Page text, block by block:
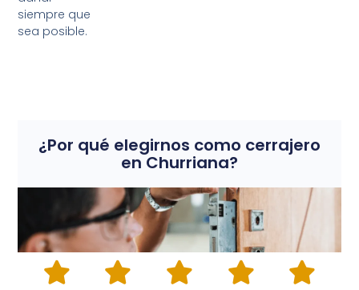
siempre que
sea posible.
¿Por qué elegirnos como cerrajero
en Churriana?